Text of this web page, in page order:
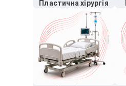
Пластична хірургія